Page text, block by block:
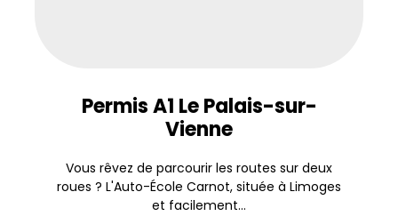
Permis A1 Le Palais-sur-
Vienne
Vous rêvez de parcourir les routes sur deux
roues ? L'Auto-École Carnot, située à Limoges
et facilement...